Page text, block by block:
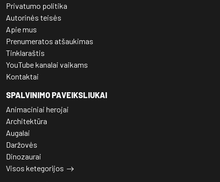
Privatumo politika
Autorinės teisės
Apie mus
Prenumeratos atšaukimas
Tinklaraštis
YouTube kanalai vaikams
Kontaktai
SPALVINIMO PAVEIKSLIUKAI
Animaciniai herojai
Architektūra
Augalai
Daržovės
Dinozaurai
Visos ketegorijos